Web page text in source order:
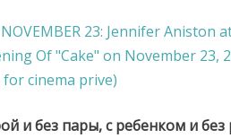
и без пары, с ребенком и